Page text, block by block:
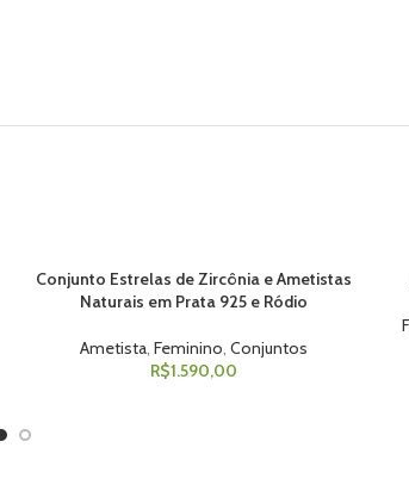
ADICIONAR AO CARRINHO
Conjunto Estrelas de Zircônia e Ametistas
Naturais em Prata 925 e Ródio
Ametista, Feminino, Conjuntos
R$1.590,00